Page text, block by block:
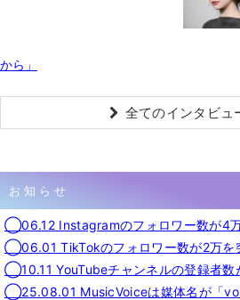
から」
全てのインタビュ
お知らせ
◯06.12 Instagramのフォロワー数が4万
◯06.01 TikTokのフォロワー数が2万を
◯10.11 YouTubeチャンネルの登録者数
◯25.08.01 MusicVoiceは媒体名が「